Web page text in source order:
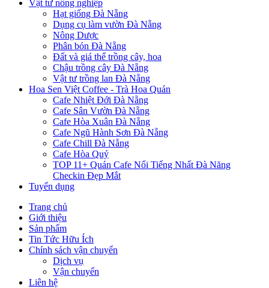
Vật tư nông nghiệp
Hạt giống Đà Nẵng
Dụng cụ làm vườn Đà Nẵng
Nông Dược
Phân bón Đà Nẵng
Đất và giá thể trồng cây, hoa
Chậu trồng cây Đà Nẵng
Vật tư trồng lan Đà Nẵng
Hoa Sen Việt Coffee - Trà Hoa Quán
Cafe Nhiệt Đới Đà Nẵng
Cafe Sân Vườn Đà Nẵng
Cafe Hòa Xuân Đà Nẵng
Cafe Ngũ Hành Sơn Đà Nẵng
Cafe Chill Đà Nẵng
Cafe Hòa Quý
TOP 11+ Quán Cafe Nổi Tiếng Nhất Đà Năng
Checkin Đẹp Mắt
Tuyển dụng
Trang chủ
Giới thiệu
Sản phẩm
Tin Tức Hữu Ích
Chính sách vận chuyển
Dịch vụ
Vận chuyển
Liên hệ